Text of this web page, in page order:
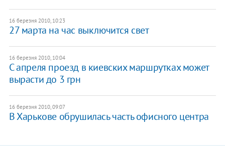
16 березня 2010, 10:23
27 марта на час выключится свет
16 березня 2010, 10:04
С апреля проезд в киевских маршрутках может
вырасти до 3 грн
16 березня 2010, 09:07
В Харькове обрушилась часть офисного центра